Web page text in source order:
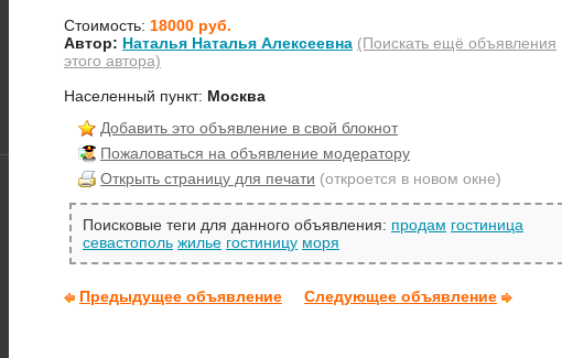
Стоимость: 18000 руб.
Автор: Наталья Наталья Алексеевна (Поискать ещё объявления
этого автора)
Населенный пункт: Москва
Добавить это объявление в свой блокнот
Пожаловаться на объявление модератору
Открыть страницу для печати (откроется в новом окне)
Поисковые теги для данного объявления: продам гостиница
севастополь жилье гостиницу моря
Предыдущее объявление Следующее объявление